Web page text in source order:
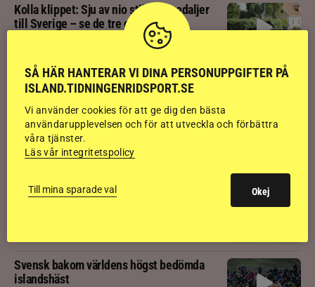
Kolla klippet: Sju av nio stilpassmedaljer
till Sverige – se de tre guldloppen
Kolla klippet: Se ritten som gav guldläge
inför finalen
Kolla klippet: Svenskägda hingsten bäst
av sexåringarna på Landsmót
Kolla klippet: Gljátoppur-dotterns
Svensk bakom världens högst bedömda
islandshäst
SÅ HÄR HANTERAR VI DINA PERSONUPPGIFTER PÅ
ISLAND.TIDNINGENRIDSPORT.SE
Vi använder cookies för att ge dig den bästa
användarupplevelsen och för att utveckla och förbättra
våra tjänster.
Läs vår integritetspolicy
Till mina sparade val Okej